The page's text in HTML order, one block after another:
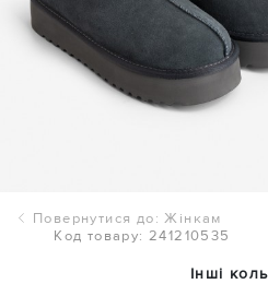
Повернутися до: Жінкам
Код товару: 241210535
Інші